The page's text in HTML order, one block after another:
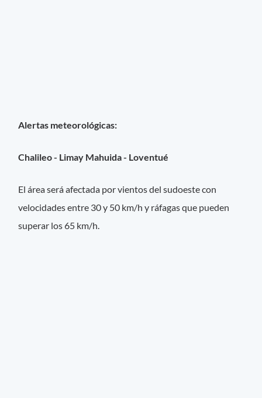
Alertas meteorológicas:
Chalileo - Limay Mahuida - Loventué
El área será afectada por vientos del sudoeste con
velocidades entre 30 y 50 km/h y ráfagas que pueden
superar los 65 km/h.